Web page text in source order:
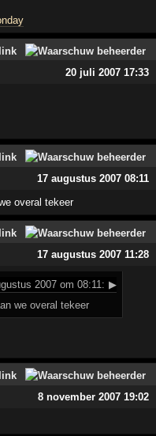
20 juli 2007 17:33
17 augustus 2007 08:11
overal tekeer
17 augustus 2007 11:28
2007 om 08:11: ▶
we overal tekeer
8 november 2007 19:02